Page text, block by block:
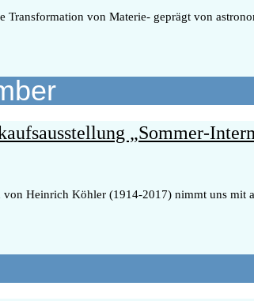
von Materie- geprägt von
„Sommer-
Heinrich Köhler (1914-2017) nimmt uns mit